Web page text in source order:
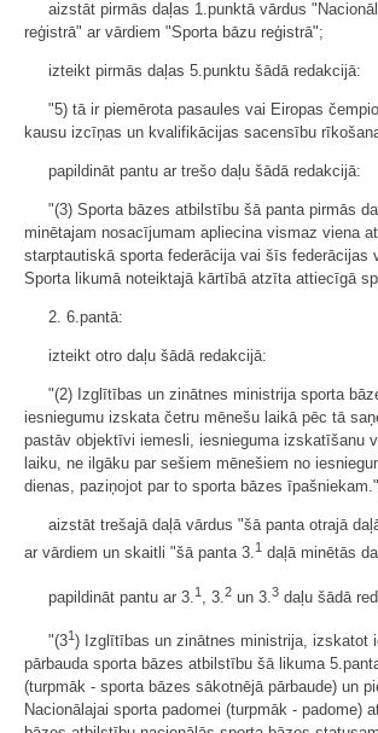
aizstāt pirmās daļas 1.punktā vārdus
reģistrā" ar vārdiem "Sporta bāzu reģistrā";
izteikt pirmās daļas 5.punktu šādā redakcijā:
"5) tā ir piemērota pasaules vai Eiropas
kausu izcīņas un kvalifikācijas sacensību
papildināt pantu ar trešo daļu šādā redakcijā:
"(3) Sporta bāzes atbilstību šā panta pirmās
minētajam nosacījumam apliecina vismaz viena
starptautiskā sporta federācija vai šīs federācijas
Sporta likumā noteiktajā kārtībā atzīta attiecīgā
2. 6.pantā:
izteikt otro daļu šādā redakcijā:
"(2) Izglītības un zinātnes ministrija sporta
iesniegumu izskata četru mēnešu laikā pēc tā
pastāv objektīvi iemesli, iesnieguma izskatīšanu
laiku, ne ilgāku par sešiem mēnešiem no
dienas, paziņojot par to sporta bāzes
aizstāt trešajā daļā vārdus "šā panta otrajā
ar vārdiem un skaitli "šā panta 3.1 daļā minētās
papildināt pantu ar 3. 1 , 3. 2 un 3. 3 daļu šādā
"(31) Izglītības un zinātnes ministrija, izskatot
pārbauda sporta bāzes atbilstību šā likuma
(turpmāk - sporta bāzes sākotnējā pārbaude) un
Nacionālajai sporta padomei (turpmāk - padome)